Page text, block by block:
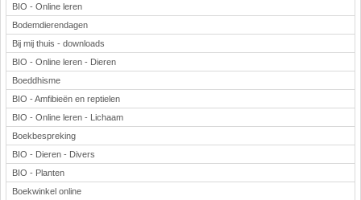
BIO - Online leren
Bodemdierendagen
Bij mij thuis - downloads
BIO - Online leren - Dieren
Boeddhisme
BIO - Amfibieën en reptielen
BIO - Online leren - Lichaam
Boekbespreking
BIO - Dieren - Divers
BIO - Planten
Boekwinkel online